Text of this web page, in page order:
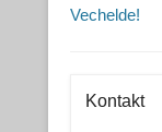
Vechelde!
Kontakt